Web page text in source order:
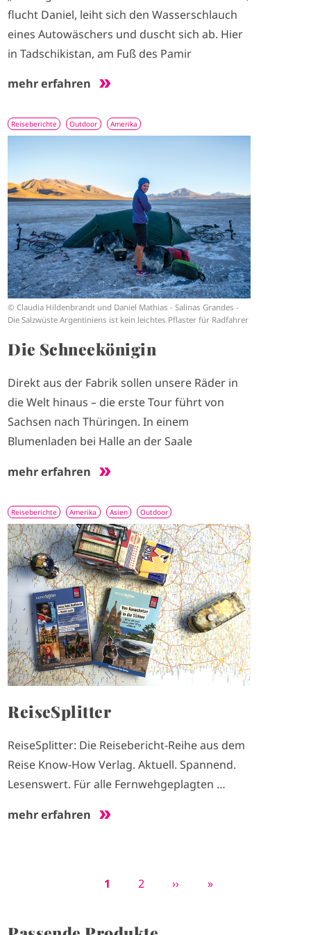
flucht Daniel, leiht sich den Wasserschlauch
eines Autowäschers und duscht sich ab. Hier
in Tadschikistan, am Fuß des Pamir
mehr erfahren
Reiseberichte Outdoor Amerika
e
© Claudia Hildenbrandt und Daniel Mathias - Salinas Grandes -
Die Salzwüste Argentiniens ist kein leichtes Pflaster für Radfahrer
Die Schneekönigin
Direkt aus der Fabrik sollen unsere Räder in
die Welt hinaus – die erste Tour führt von
Sachsen nach Thüringen. In einem
Blumenladen bei Halle an der Saale
mehr erfahren
Reiseberichte Amerika Asien Outdoor
I
m
a
g
e
ReiseSplitter
ReiseSplitter: Die Reisebericht-Reihe aus dem
Reise Know-How Verlag. Aktuell. Spannend.
Lesenswert. Für alle Fernwehgeplagten …
mehr erfahren
A
1
P
2
N
››
L
»